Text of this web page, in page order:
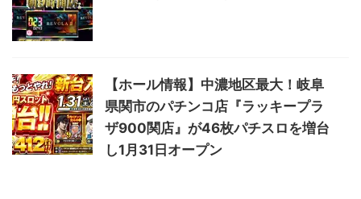
【ホール情報】中濃地区最大！岐阜
県関市のパチンコ店『ラッキープラ
ザ900関店』が46枚パチスロを増台
し1月31日オープン